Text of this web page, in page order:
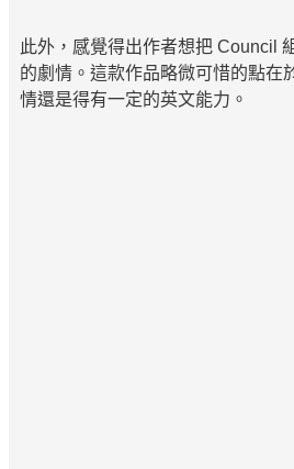
此外，感覺得出作者想把 Council
的劇情。這款作品略微可惜的點在
情還是得有一定的英文能力。